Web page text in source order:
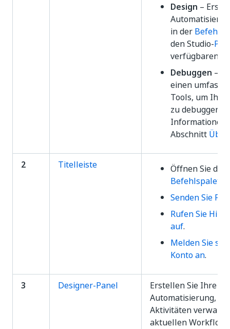
Design –
in der
den Studio-
verfügbaren
Debuggen –
einen
Tools, um
zu debuggen.
Informationen
Abschnitt
2 Titelleiste
Öffnen Sie die
Befehlspalette
Senden Sie
Rufen Sie
auf.
Melden Sie
Konto an.
3 Designer-Panel
Erstellen Sie Ihre
Automatisierung,
Aktivitäten
aktuellen